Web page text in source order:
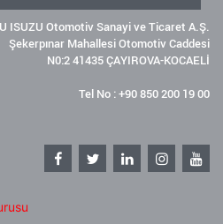
ISUZU Otomotiv Sanayi ve Ticaret A.Ş.
Şekerpınar Mahallesi Otomotiv Caddesi
N0:2 41435 ÇAYIROVA-KOCAELİ
Tel No : +90 850 200 19 00